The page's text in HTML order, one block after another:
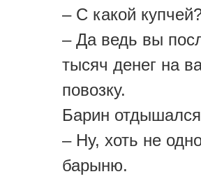
– С какой
– Да ведь вы
тысяч денег на
повозку.
Барин
– Ну, хоть не
барыню.